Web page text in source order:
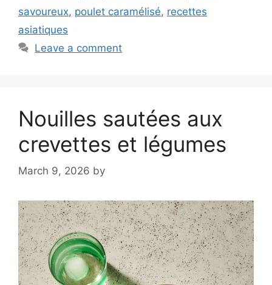
savoureux, poulet caramélisé, recettes
asiatiques
Leave a comment
Nouilles sautées aux
crevettes et légumes
March 9, 2026 by